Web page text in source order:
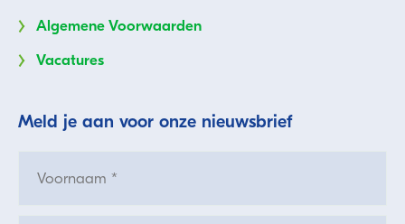
Algemene Voorwaarden
Vacatures
Meld je aan voor onze nieuwsbrief